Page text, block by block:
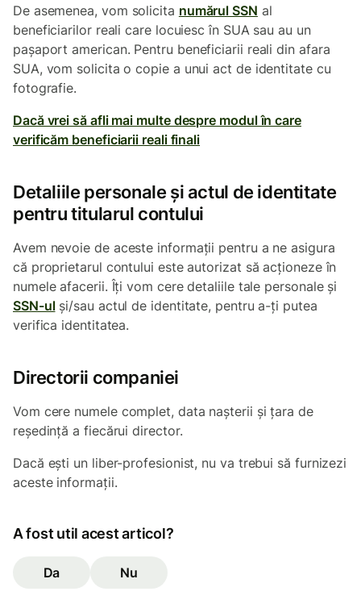
De asemenea, vom solicita numărul SSN al
beneficiarilor reali care locuiesc în SUA sau au un
pașaport american. Pentru beneficiarii reali din afara
SUA, vom solicita o copie a unui act de identitate cu
fotografie.
Dacă vrei să afli mai multe despre modul în care
verificăm beneficiarii reali finali
Detaliile personale și actul de identitate
pentru titularul contului
Avem nevoie de aceste informații pentru a ne asigura
că proprietarul contului este autorizat să acționeze în
numele afacerii. Îți vom cere detaliile tale personale și
SSN-ulși/sau actul de identitate, pentru a-ți putea
verifica identitatea.
Directorii companiei
Vom cere numele complet, data nașterii și țara de
reședință a fiecărui director.
Dacă ești un liber-profesionist, nu va trebui să furnizezi
aceste informații.
A fost util acest articol?
Da Nu